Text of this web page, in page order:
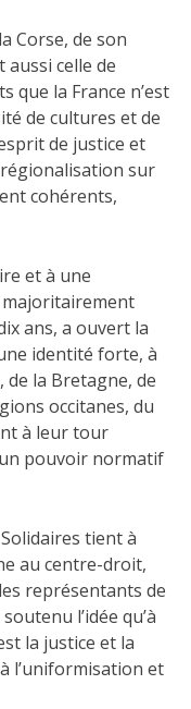
Corse, de son
aussi celle de
que la France n’est
de cultures et de
de justice et
régionalisation sur
cohérents,
et à une
majoritairement
ans, a ouvert la
identité forte, à
de la Bretagne, de
occitanes, du
à leur tour
pouvoir normatif
tient à
au centre-droit,
représentants de
l’idée qu’à
la justice et la
l’uniformisation et